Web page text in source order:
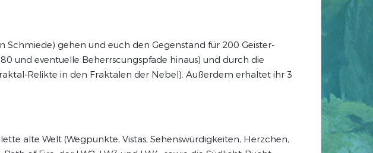
Schmiede) gehen und euch den Gegenstand für 200 Geister-
und eventuelle Beherrscungspfade hinaus) und durch die
Relikte in den Fraktalen der Nebel). Außerdem erhaltet ihr 3
alte Welt (Wegpunkte, Vistas, Sehenswürdigkeiten, Herzchen,